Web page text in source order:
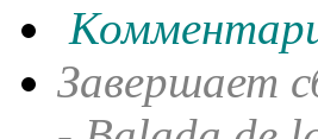
Завершает